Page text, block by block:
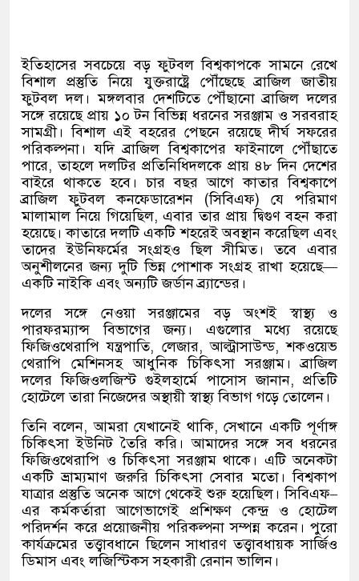
ইতিহাসের সবচেয়ে বড় ফুটবল বিশ্বকাপকে সামনে রেখে
বিশাল প্রস্তুতি নিয়ে যুক্তরাষ্ট্রে পৌঁছেছে ব্রাজিল জাতীয়
ফুটবল দল। মঙ্গলবার দেশটিতে পৌঁছানো ব্রাজিল দলের
সঙ্গে রয়েছে প্রায় ১০ টন বিভিন্ন ধরনের সরঞ্জাম ও সরবরাহ
সামগ্রী। বিশাল এই বহরের পেছনে রয়েছে দীর্ঘ সফরের
পরিকল্পনা। যদি ব্রাজিল বিশ্বকাপের ফাইনালে পৌঁছাতে
পারে,তাহলে দলটির প্রতিনিধিদলকে প্রায় ৪৮ দিন দেশের
বাইরে থাকতে হবে। চার বছর আগে কাতার বিশ্বকাপে
ব্রাজিল ফুটবল কনফেডারেশন (সিবিএফ) যে পরিমাণ
মালামাল নিয়ে গিয়েছিল,এবার তার প্রায় দ্বিগুণ বহন করা
হয়েছে। কাতারে দলটি একটি শহরেই অবস্থান করেছিল এবং
তাদের ইউনিফর্মের সংগ্রহও ছিল সীমিত। তবে এবার
অনুশীলনের জন্য দুটি ভিন্ন পোশাক সংগ্রহ রাখা হয়েছে—
একটি নাইকি এবং অন্যটি জর্ডান ব্র্যান্ডের।
দলের সঙ্গে নেওয়া সরঞ্জামের বড় অংশই স্বাস্থ্য ও
পারফরম্যান্স বিভাগের জন্য। এগুলোর মধ্যে রয়েছে
ফিজিওথেরাপি যন্ত্রপাতি, লেজার,আল্ট্রাসাউন্ড,শকওয়েভ
থেরাপি মেশিনসহ আধুনিক চিকিৎসা সরঞ্জাম। ব্রাজিল
দলের ফিজিওলজিস্ট গুইলহার্মে পাসোস জানান,প্রতিটি
হোটেলে তারা নিজেদের অস্থায়ী স্বাস্থ্য বিভাগ গড়ে তোলেন।
তিনি বলেন,আমরা যেখানেই থাকি,সেখানে একটি পূর্ণাঙ্গ
চিকিৎসা ইউনিট তৈরি করি। আমাদের সঙ্গে সব ধরনের
ফিজিওথেরাপি ও চিকিৎসা সরঞ্জাম থাকে। এটি অনেকটা
একটি ভ্রাম্যমাণ জরুরি চিকিৎসা সেবার মতো। বিশ্বকাপ
যাত্রার প্রস্তুতি অনেক আগে থেকেই শুরু হয়েছিল। সিবিএফ–
এর কর্মকর্তারা আগেভাগেই প্রশিক্ষণ কেন্দ্র ও হোটেল
পরিদর্শন করে প্রয়োজনীয় পরিকল্পনা সম্পন্ন করেন। পুরো
কার্যক্রমের তত্ত্বাবধানে ছিলেন সাধারণ তত্ত্বাবধায়ক সার্জিও
ডিমাস এবং লজিস্টিকস সহকারী রেনান ভালিন।